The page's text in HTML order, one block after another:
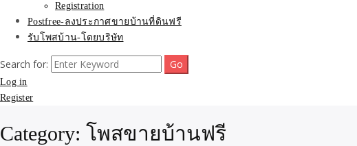
Registration
Postfree-ลงประกาศขายบ้านที่ดินฟรี
รับโพสบ้าน-โดยบริษัท
Search for:
Log in
Register
Category: โพสขายบ้านฟรี